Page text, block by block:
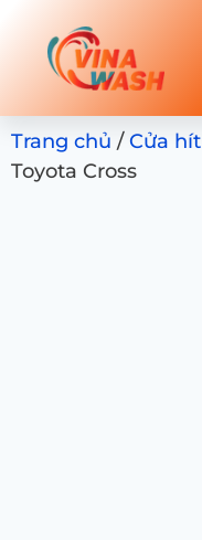
Trang chủ /Cửa hít
Toyota Cross